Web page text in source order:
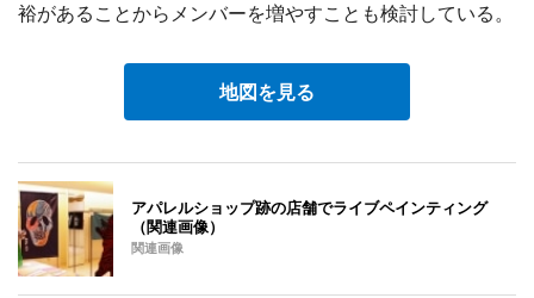
裕があることからメンバーを増やすことも検討している。
地図を見る
アパレルショップ跡の店舗でライブペインティング
（関連画像）
関連画像